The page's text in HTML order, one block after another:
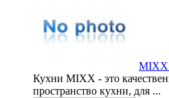
MIXX
Кухни MIXX - это
пространство кухни, для ...